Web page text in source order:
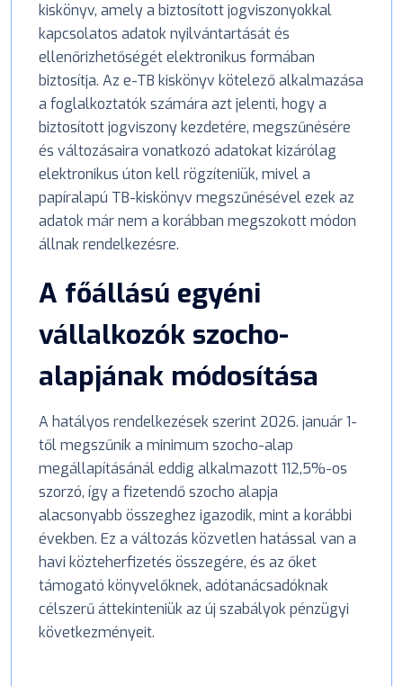
kiskönyv, amely a biztosított jogviszonyokkal
kapcsolatos adatok nyilvántartását és
ellenőrizhetőségét elektronikus formában
biztosítja. Az e-TB kiskönyv kötelező alkalmazása
a foglalkoztatók számára azt jelenti, hogy a
biztosított jogviszony kezdetére, megszűnésére
és változásaira vonatkozó adatokat kizárólag
elektronikus úton kell rögzíteniük, mivel a
papíralapú TB-kiskönyv megszűnésével ezek az
adatok már nem a korábban megszokott módon
állnak rendelkezésre.
A főállású egyéni
vállalkozók szocho-
alapjának módosítása
A hatályos rendelkezések szerint 2026. január 1-
től megszűnik a minimum szocho-alap
megállapításánál eddig alkalmazott 112,5%-os
szorzó, így a fizetendő szocho alapja
alacsonyabb összeghez igazodik, mint a korábbi
években. Ez a változás közvetlen hatással van a
havi közteherfizetés összegére, és az őket
támogató könyvelőknek, adótanácsadóknak
célszerű áttekinteniük az új szabályok pénzügyi
következményeit.